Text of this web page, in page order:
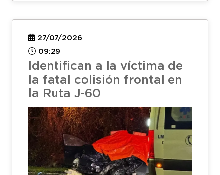
27/07/2026
09:29
Identifican a la víctima de
la fatal colisión frontal en
la Ruta J-60